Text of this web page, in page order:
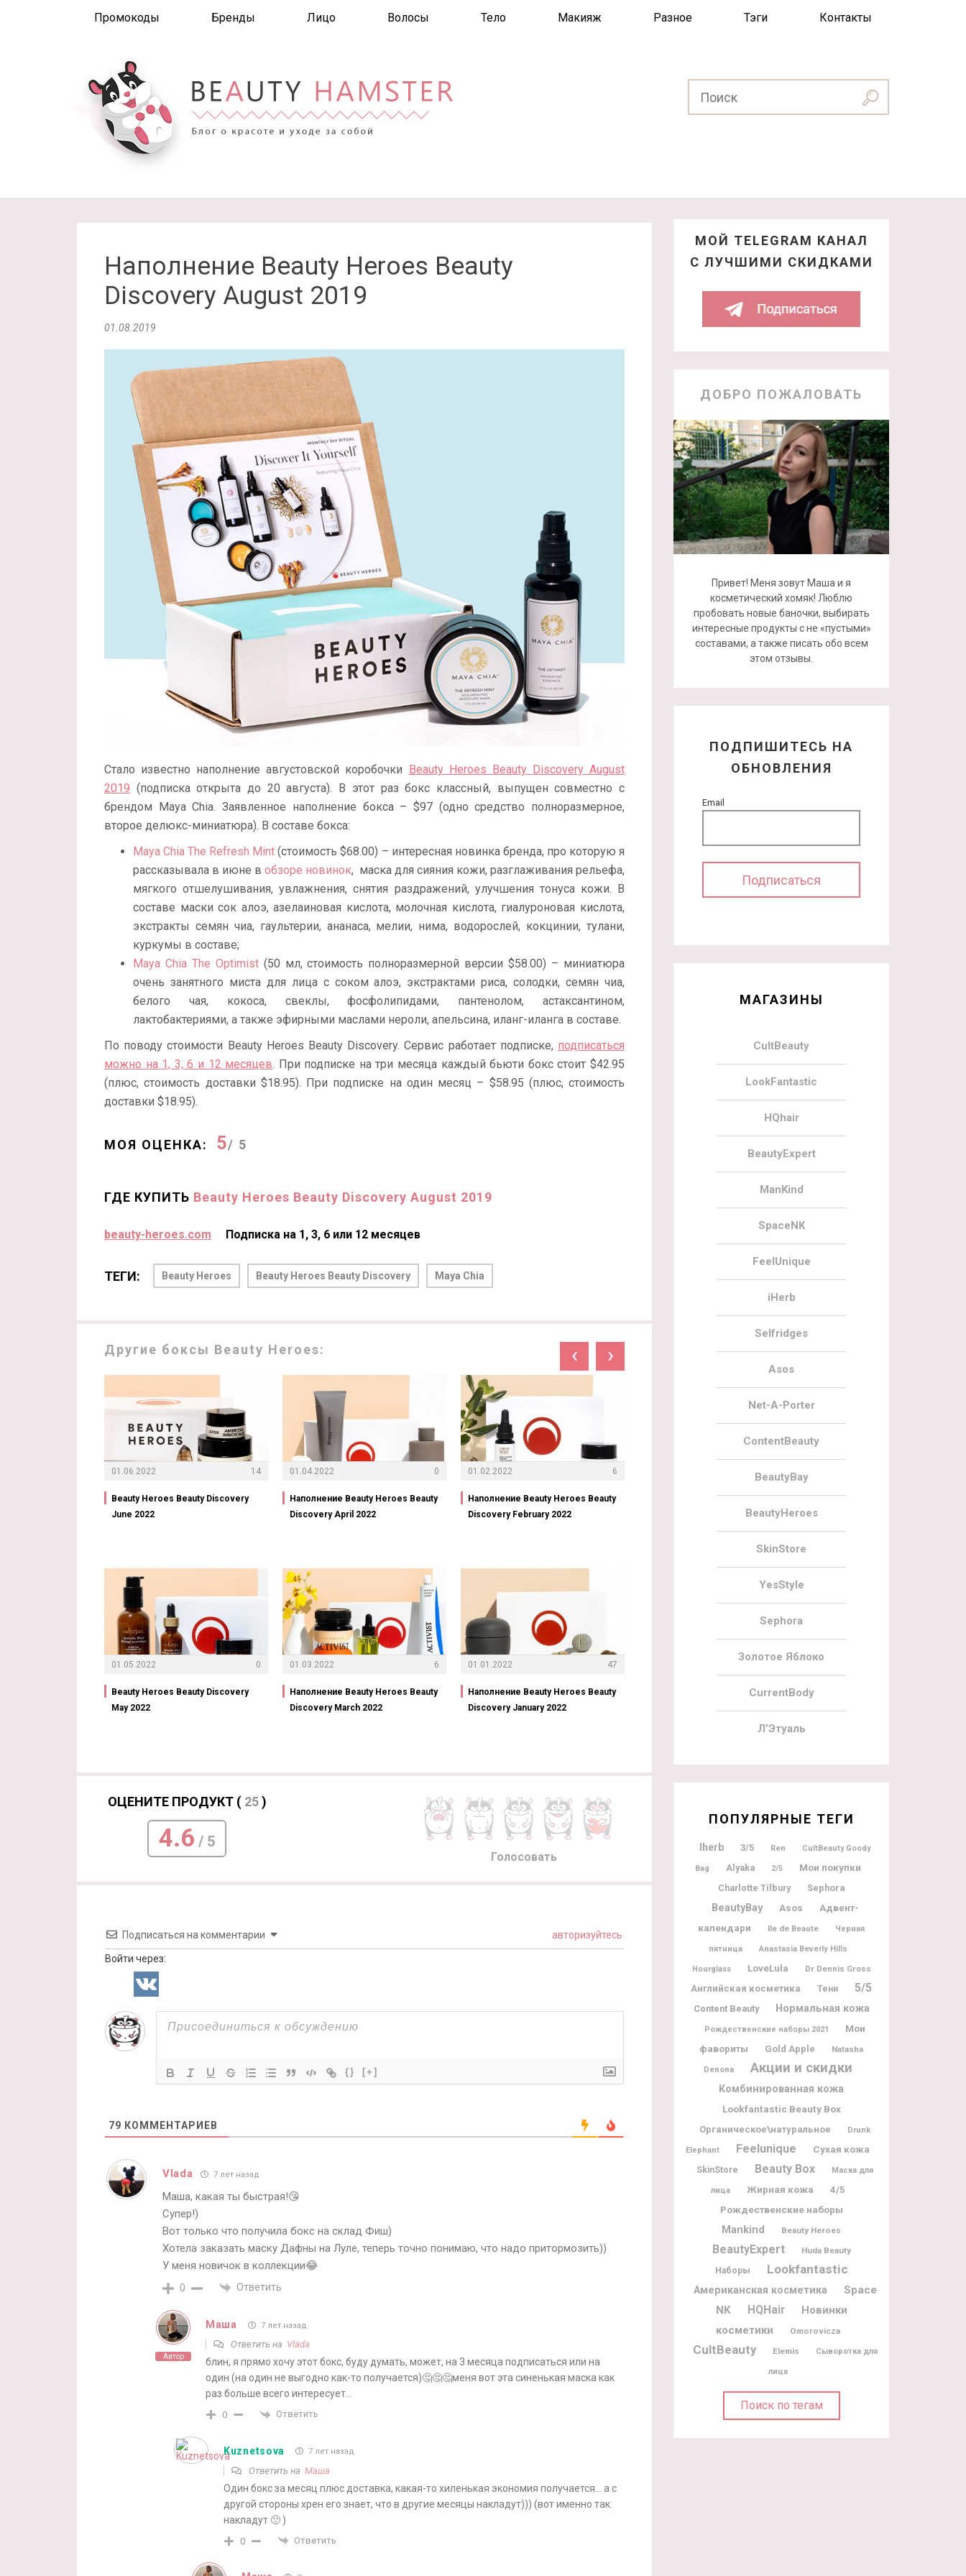
Промокоды Бренды Лицо Волосы Тело Макияж Разное Тэги Контакты
Наполнение Beauty Heroes Beauty
Discovery August 2019
01.08.2019
Стало известно наполнение августовской коробочки Beauty Heroes Beauty Discovery August
2019 (подписка открыта до 20 августа). В этот раз бокс классный, выпущен совместно с
брендом Maya Chia. Заявленное наполнение бокса – $97 (одно средство полноразмерное,
второе делюкс-миниатюра). В составе бокса:
Maya Chia The Refresh Mint (стоимость $68.00) – интересная новинка бренда, про которую я
рассказывала в июне в обзоре новинок, маска для сияния кожи, разглаживания рельефа,
мягкого отшелушивания, увлажнения, снятия раздражений, улучшения тонуса кожи. В
составе маски сок алоэ, азелаиновая кислота, молочная кислота, гиалуроновая кислота,
экстракты семян чиа, гаультерии, ананаса, мелии, нима, водорослей, кокцинии, тулани,
куркумы в составе;
Maya Chia The Optimist(50 мл, стоимость полноразмерной версии $58.00) – миниатюра
очень занятного миста для лица с соком алоэ, экстрактами риса, солодки, семян чиа,
белого чая, кокоса, свеклы, фосфолипидами, пантенолом, астаксантином,
лактобактериями, а также эфирными маслами нероли, апельсина, иланг-иланга в составе.
По поводу стоимости Beauty Heroes Beauty Discovery. Сервис работает подписке, подписаться
можно на 1, 3, 6 и 12 месяцев. При подписке на три месяца каждый бьюти бокс стоит $42.95
(плюс, стоимость доставки $18.95). При подписке на один месяц – $58.95 (плюс, стоимость
доставки $18.95).
МОЯ ОЦЕНКА: 5/ 5
ГДЕ КУПИТЬ Beauty Heroes Beauty Discovery August 2019
beauty-heroes.com Подписка на 1, 3, 6 или 12 месяцев
ТЕГИ: Beauty Heroes Beauty Heroes Beauty Discovery Maya Chia
Другие боксы Beauty Heroes: ‹ ›
01.06.2022 14
Beauty Heroes Beauty Discovery
June 2022
01.05.2022 0
Beauty Heroes Beauty Discovery
May 2022
01.04.2022 0
Наполнение Beauty Heroes Beauty
Discovery April 2022
01.03.2022 6
Наполнение Beauty Heroes Beauty
Discovery March 2022
01.02.2022 6
Наполнение Beauty Heroes Beauty
Discovery February 2022
01.01.2022 47
Наполнение Beauty Heroes Beauty
Discovery January 2022
4
Наполнение Beauty Heroes Beauty
Discovery December 2021
Наполнение Beauty Heroes Beauty
Наполнение Beauty Heroes
ОЦЕНИТЕ ПРОДУКТ ( 25)
4.6 / 5
Голосовать
Подписаться на комментарии авторизуйтесь
Войти через:
{} [+]
79 КОММЕНТАРИЕВ
Vlada 7 лет назад
Маша, какая ты быстрая!😘
Супер!)
Вот только что получила бокс на склад Фиш)
Хотела заказать маску Дафны на Луле, теперь точно понимаю, что надо притормозить))
У меня новичок в коллекции😂
0 Ответить
Автор
Маша 7 лет назад
Ответить на Vlada
блин, я прямо хочу этот бокс, буду думать, может, на 3 месяца подписаться или на
один (на один не выгодно как-то получается)🤔🤔🤔меня вот эта синенькая маска как
раз больше всего интересует…
0 Ответить
Kuznetsova 7 лет назад
Ответить на Маша
Один бокс за месяц плюс доставка, какая-то хиленькая экономия получается… а с
другой стороны хрен его знает, что в другие месяцы накладут))) (вот именно так:
накладут 🙂 )
0 Ответить
МОЙ TELEGRAM КАНАЛ
С ЛУЧШИМИ СКИДКАМИ
ДОБРО ПОЖАЛОВАТЬ
Привет! Меня зовут Маша и я
косметический хомяк! Люблю
пробовать новые баночки, выбирать
интересные продукты с не «пустыми»
составами, а также писать обо всем
этом отзывы.
ПОДПИШИТЕСЬ НА
ОБНОВЛЕНИЯ
Email
МАГАЗИНЫ
CultBeauty
LookFantastic
HQhair
BeautyExpert
ManKind
SpaceNK
FeelUnique
iHerb
Selfridges
Asos
Net-A-Porter
ContentBeauty
BeautyBay
BeautyHeroes
SkinStore
YesStyle
Sephora
Золотое Яблоко
CurrentBody
Л’Этуаль
ПОПУЛЯРНЫЕ ТЕГИ
Iherb 3/5 Ren CultBeauty Goody
Bag Alyaka 2/5 Мои покупки
Charlotte Tilbury Sephora
BeautyBay Asos
Адвент-
календари
Ile de Beaute Черная
пятница Anastasia Beverly Hills
Hourglass LoveLula Dr Dennis Gross
Английская косметика Тени 5/5
Content Beauty Нормальная кожа
Рождественские наборы 2021
Мои
фавориты
Gold Apple
Natasha
Denona
Акции и скидки
Комбинированная кожа
Lookfantastic Beauty Box
Органическое\натуральное Drunk
Elephant Feelunique Сухая кожа
SkinStore Beauty Box Маска для
лица Жирная кожа 4/5
Рождественские наборы
Mankind Beauty Heroes
BeautyExpert
Huda Beauty
Наборы
Lookfantastic
Американская косметика
Space
NK
HQHair
Новинки
косметики
Omorovicza
CultBeauty Elemis Сыворотка для
лица
Поиск по тегам